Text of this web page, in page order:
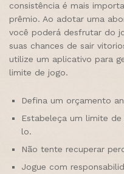
consistência é mais
prêmio. Ao adotar uma
você poderá desfrutar do
suas chances de sair
utilize um aplicativo para
limite de jogo.
Defina um orçamento
Estabeleça um limite
lo.
Não tente recuperar
Jogue com